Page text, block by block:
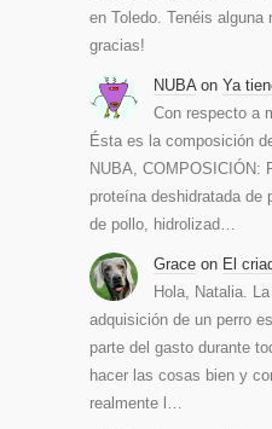
en Toledo. Tenéis alguna
gracias!
NUBA on Ya
Con respecto a
Ésta es la composición
NUBA, COMPOSICIÓN:
proteína deshidratada de
de pollo, hidrolizad…
Grace on El
Hola, Natalia.
adquisición de un perro
parte del gasto durante
hacer las cosas bien y
realmente l…